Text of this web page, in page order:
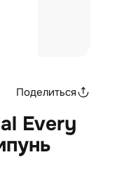
Поделиться
Every